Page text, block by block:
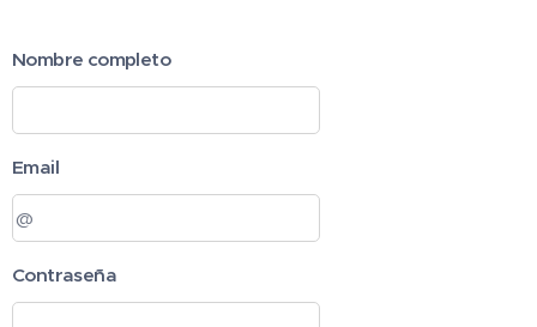
Nombre completo
Email
Contraseña